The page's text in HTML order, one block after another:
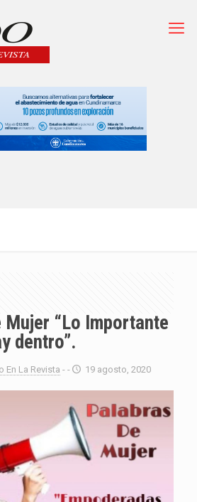
Mujer “Lo Importante
dentro”.
En La Revista - - 19 agosto, 2020